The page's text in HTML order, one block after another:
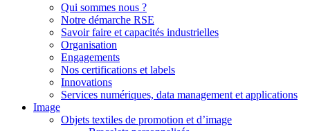
Qui sommes nous ?
Notre démarche RSE
Savoir faire et capacités industrielles
Organisation
Engagements
Nos certifications et labels
Innovations
Services numériques, data management et applications
Image
Objets textiles de promotion et d’image